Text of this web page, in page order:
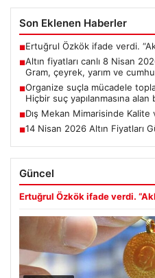
Son Eklenen Haberler
■Ertuğrul Özkök ifade verdi.
■Altın fiyatları canlı 8 Nisan
Gram, çeyrek, yarım ve
■Organize suçla mücadele
Hiçbir suç yapılanmasına alan
■Dış Mekan Mimarisinde Kalite
■14 Nisan 2026 Altın Fiyatları
Güncel
Ertuğrul Özkök ifade verdi.